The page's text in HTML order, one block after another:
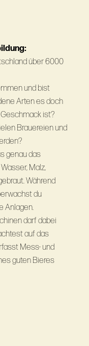
über 6000
und bist
Arten es doch
ist?
Brauereien und
genau das
Malz,
Während
du
Anlagen.
darf dabei
auf das
Mess- und
guten Bieres